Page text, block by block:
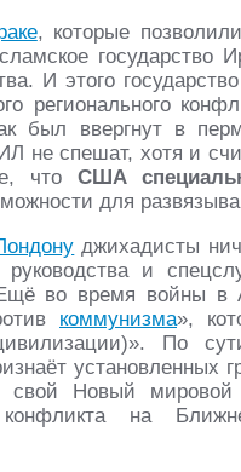
, которые
государство
И этого
регионального
был ввергнут в
не спешат, хотя и
что США
для
джихадисты
и
во время войны в
коммунизма»,
По
установленных
свой Новый мировой
конфликта на